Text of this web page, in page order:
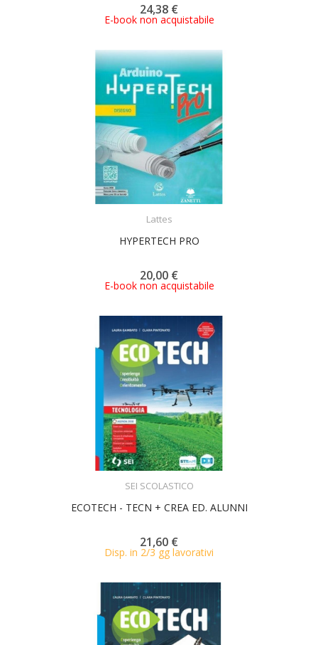
24,38 €
E-book non acquistabile
Lattes
HYPERTECH PRO
20,00 €
E-book non acquistabile
SEI SCOLASTICO
ECOTECH - TECN + CREA ED. ALUNNI
21,60 €
Disp. in 2/3 gg lavorativi